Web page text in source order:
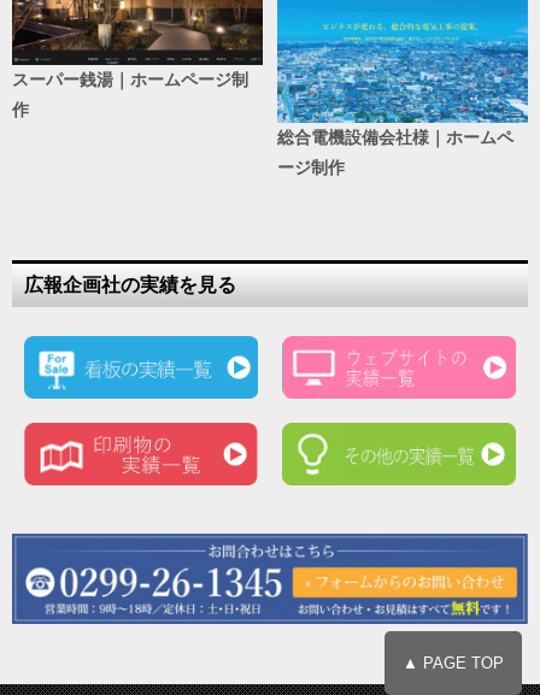
スーパー銭湯｜ホームページ制
作
総合電機設備会社様｜ホームペ
ージ制作
広報企画社の実績を見る
▲ PAGE TOP